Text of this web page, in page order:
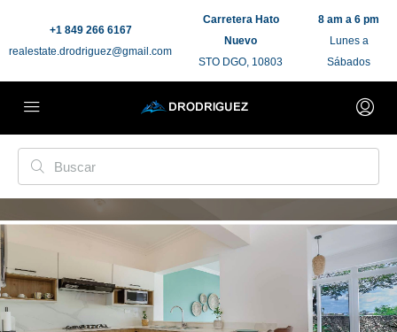
+1 849 266 6167
realestate.drodriguez@gmail.com
Carretera Hato
Nuevo
STO DGO, 10803
8 am a 6 pm
Lunes a
Sábados